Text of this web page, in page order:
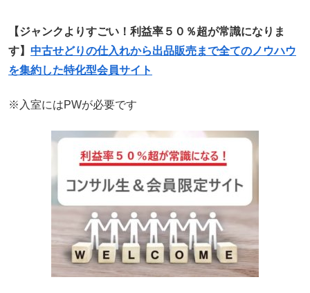
【ジャンクよりすごい！利益率５０％超が常識になりま
す】 中古せどりの仕入れから出品販売まで全てのノウハウ
を集約した特化型会員サイト
※入室にはPWが必要です